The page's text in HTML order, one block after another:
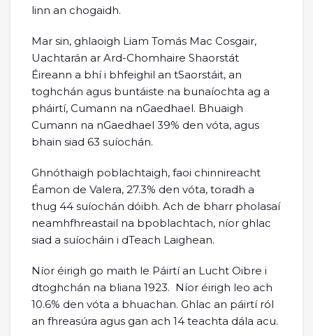
linn an chogaidh.
Mar sin, ghlaoigh Liam Tomás Mac Cosgair,
Uachtarán ar Ard-Chomhaire Shaorstát
Éireann a bhí i bhfeighil an tSaorstáit, an
toghchán agus buntáiste na bunaíochta ag a
pháirtí, Cumann na nGaedhael. Bhuaigh
Cumann na nGaedhael 39% den vóta, agus
bhain siad 63 suíochán.
Ghnóthaigh poblachtaigh, faoi chinnireacht
Éamon de Valera, 27.3% den vóta, toradh a
thug 44 suíochán dóibh. Ach de bharr pholasaí
neamhfhreastail na bpoblachtach, níor ghlac
siad a suíocháin i dTeach Laighean.
Níor éirigh go maith le Páirtí an Lucht Oibre i
dtoghchán na bliana 1923. Níor éirigh leo ach
10.6% den vóta a bhuachan. Ghlac an páirtí ról
an fhreasúra agus gan ach 14 teachta dála acu.